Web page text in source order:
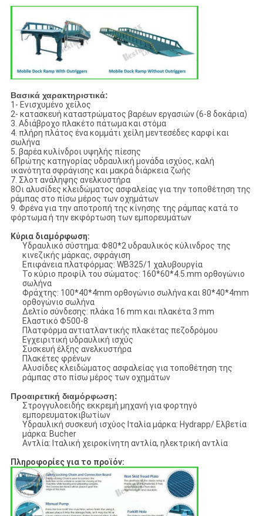
Βασικά χαρακτηριστικά:
1- Ενισχυμένο χείλος
2- κατασκευή καταστρώματος βαρέων εργασιών (6-8 δοκάρια)
3. Αδιάβροχο πλακέτο πάτωμα και στόμα
4. πλήρη πλάτος ένα κομμάτι χείλη μεντεσέδες καρφί και
σωλήνα
5. βαρέα κυλίνδροι υψηλής πίεσης
6Πρώτης κατηγορίας υδραυλική μονάδα ισχύος, καλή
ικανότητα σφράγισης και μακρά διάρκεια ζωής
7. Σλοτ ανάληψης ανελκυστήρα
8Οι αλυσίδες κλειδώματος ασφαλείας για την τοποθέτηση της
ράμπας στο πίσω μέρος των οχημάτων
9. Φρένα για την αποτροπή της κίνησης της ράμπας κατά το
φόρτωμα ή την εκφόρτωση των εμπορευμάτων
Κύρια διαμόρφωση:
Υδραυλικό σύστημα: Φ80*2 υδραυλικός κύλινδρος της
κινεζικής μάρκας, σφράγιση
Επιφάνεια πλατφόρμας: WB325/1 χαλυβουργία
Το κύριο προφίλ του σώματος: 160*60*4.5.mm ορθογώνιο
σωλήνα
Φράχτης: 100*40*4mm ορθογώνιο σωλήνα και 80*40*4mm
ορθογώνιο σωλήνα
Δελτίο σύνδεσης: πλάκα 16 mm και πλακέτα 3 mm
Ελαστικό Φ500-8
Πλατφόρμα αντιατλαντικής πλακέτας πεζοδρόμου
Εγχειριτική υδραυλική ισχύς
Συσκευή έλξης ανελκυστήρα
Πλακέτες φρένων
Αλυσίδες κλειδώματος ασφαλείας για τοποθέτηση της
ράμπας στο πίσω μέρος των οχημάτων
Προαιρετική διαμόρφωση:
Στρογγυλοειδής εκκρεμή μηχανή για φορτηγό
εμπορευματοκιβωτίων
Υδραυλική συσκευή ισχύος Ιταλία μάρκα: Hydrapp/ Ελβετία
μάρκα: Bucher
Αντλία: Ιταλική χειροκίνητη αντλία, ηλεκτρική αντλία
Πληροφορίες για το προϊόν: